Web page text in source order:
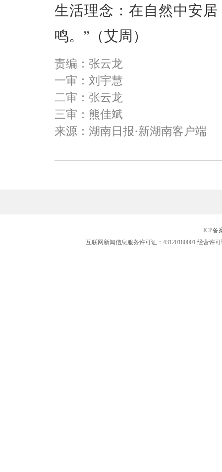
生活理念：在自然中安
鸣。”（艾周）
责编：张云龙
一审：刘宇慧
二审：张云龙
三审：熊佳斌
来源：湖南日报·新湖南客户端
ICP备
互联网新闻信息服务许可证：43120180001 经营许可